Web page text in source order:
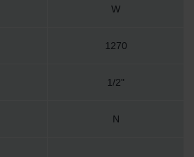
W
1270
1/2"
N